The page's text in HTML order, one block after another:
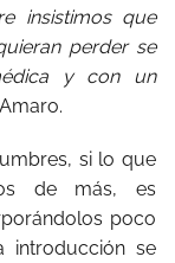
insistimos que
perder se
y con un
si lo que
de más, es
poco
introducción se